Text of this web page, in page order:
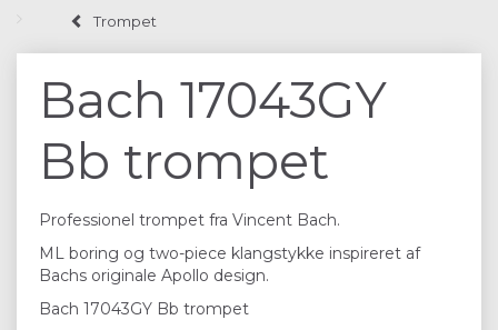
Trompet
Bach 17043GY
Bb trompet
Professionel trompet fra Vincent Bach.
ML boring og two-piece klangstykke inspireret af
Bachs originale Apollo design.
Bach 17043GY Bb trompet